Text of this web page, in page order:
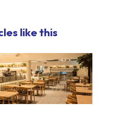
like this